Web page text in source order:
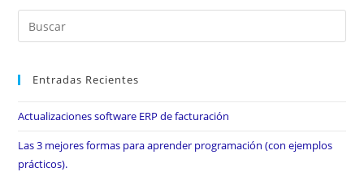
Entradas Recientes
Actualizaciones software ERP de facturación
Las 3 mejores formas para aprender programación (con ejemplos
prácticos).